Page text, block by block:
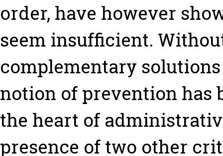
order, have however
seem insufficient.
complementary
notion of prevention has
the heart of
presence of two other